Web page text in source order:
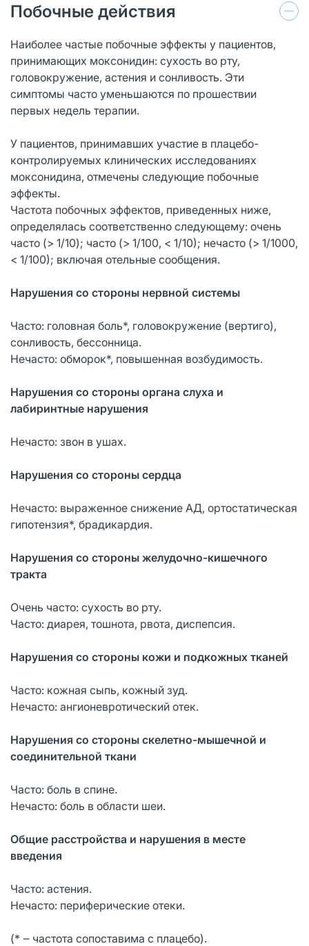
Побочные действия
Наиболее частые побочные эффекты у пациентов,
принимающих моксонидин: сухость во рту,
головокружение, астения и сонливость. Эти
симптомы часто уменьшаются по прошествии
первых недель терапии.
У пациентов, принимавших участие в плацебо-
контролируемых клинических исследованиях
моксонидина, отмечены следующие побочные
эффекты.
Частота побочных эффектов, приведенных ниже,
определялась соответственно следующему: очень
часто (> 1/10); часто (> 1/100, < 1/10); нечасто (> 1/1000,
< 1/100); включая отельные сообщения.
Нарушения со стороны нервной системы
Часто: головная боль*, головокружение (вертиго),
сонливость, бессонница.
Нечасто: обморок*, повышенная возбудимость.
Нарушения со стороны органа слуха и
лабиринтные нарушения
Нечасто: звон в ушах.
Нарушения со стороны сердца
Нечасто: выраженное снижение АД, ортостатическая
гипотензия*, брадикардия.
Нарушения со стороны желудочно-кишечного
тракта
Очень часто: сухость во рту.
Часто: диарея, тошнота, рвота, диспепсия.
Нарушения со стороны кожи и подкожных тканей
Часто: кожная сыпь, кожный зуд.
Нечасто: ангионевротический отек.
Нарушения со стороны скелетно-мышечной и
соединительной ткани
Часто: боль в спине.
Нечасто: боль в области шеи.
Общие расстройства и нарушения в месте
введения
Часто: астения.
Нечасто: периферические отеки.
(* ‒ частота сопоставима с плацебо).